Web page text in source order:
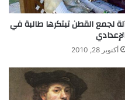
لجمع القطن تبتكرها طالبة في
أكتوبر 28, 2010